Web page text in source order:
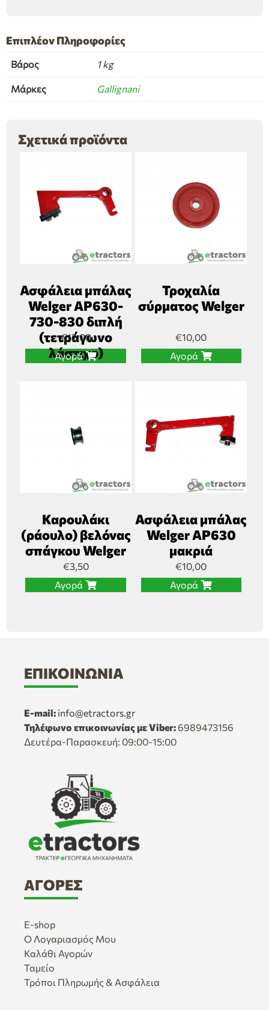
Επιπλέον Πληροφορίες
Βάρος 1 kg
Μάρκες Gallignani
Σχετικά προϊόντα
Ασφάλεια μπάλας
Welger AP630-
730-830 διπλή
(τετράγωνο
λάστιχο)
€12,00
Αγορά
Τροχαλία
σύρματος Welger
€10,00
Αγορά
Καρουλάκι
(ράουλο) βελόνας
σπάγκου Welger
€3,50
Αγορά
Ασφάλεια μπάλας
Welger AP630
μακριά
€10,00
Αγορά
ΕΠΙΚΟΙΝΩΝΊΑ
E-mail: info@etractors.gr
Τηλέφωνο επικοινωνίας με Viber: 6989473156
Δευτέρα-Παρασκευή: 09:00-15:00
ΑΓΟΡΈΣ
E-shop
Ο Λογαριασμός Μου
Καλάθι Αγορών
Ταμείο
Τρόποι Πληρωμής & Ασφάλεια